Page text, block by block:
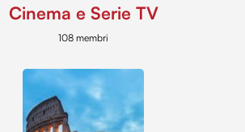
Cinema e Serie TV
108 membri